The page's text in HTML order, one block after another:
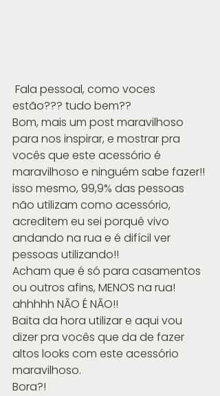
estão??? tudo bem??
Bom, mais um post maravilhoso
para nos inspirar, e mostrar pra
vocês que este acessório é
maravilhoso e ninguém sabe fazer!!
isso mesmo, 99,9% das pessoas
não utilizam como acessório,
acreditem eu sei porquê vivo
andando na rua e é difícil ver
pessoas utilizando!!
Acham que é só para casamentos
ou outros afins, MENOS na rua!
ahhhhh NÃO É NÃO!!
Baita da hora utilizar e aqui vou
dizer pra vocês que da de fazer
altos looks com este acessório
maravilhoso.
Bora?!